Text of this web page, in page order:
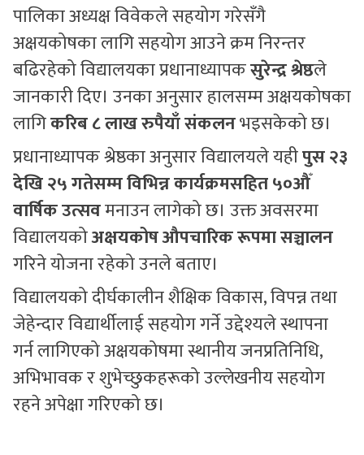
पालिका अध्यक्ष विवेकले सहयोग गरेसँगै
अक्षयकोषका लागि सहयोग आउने क्रम निरन्तर
बढिरहेको विद्यालयका प्रधानाध्यापकसुरेन्द्र श्रेष्ठले
जानकारी दिए। उनका अनुसार हालसम्म अक्षयकोषका
लागिकरिब ८ लाख रुपैयाँ संकलनभइसकेको छ।
प्रधानाध्यापक श्रेष्ठका अनुसार विद्यालयले यहीपुस २३
देखि २५ गतेसम्म विभिन्न कार्यक्रमसहित ५०औँ
वार्षिक उत्सवमनाउन लागेको छ। उक्त अवसरमा
विद्यालयकोअक्षयकोष औपचारिक रूपमा सञ्चालन
गरिने योजना रहेको उनले बताए।
विद्यालयको दीर्घकालीन शैक्षिक विकास, विपन्न तथा
जेहेन्दार विद्यार्थीलाई सहयोग गर्ने उद्देश्यले स्थापना
गर्न लागिएको अक्षयकोषमा स्थानीय जनप्रतिनिधि,
अभिभावक र शुभेच्छुकहरूको उल्लेखनीय सहयोग
रहने अपेक्षा गरिएको छ।